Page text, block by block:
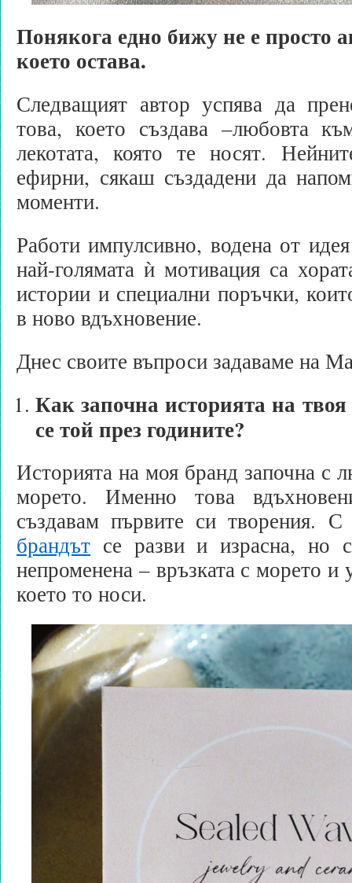
Понякога едно бижу не е просто
което остава.
Следващият автор успява да
това, което създава –любовта
лекотата, която те носят.
ефирни, сякаш създадени да
моменти.
Работи импулсивно, водена от
най-голямата ѝ мотивация са
истории и специални поръчки,
в ново вдъхновение.
Днес своите въпроси задаваме на
Как започна историята на
се той през годините?
Историята на моя бранд започна с
морето. Именно това
създавам първите си творения. С
брандът се разви и израсна, но
непроменена – връзката с морето и
което то носи.